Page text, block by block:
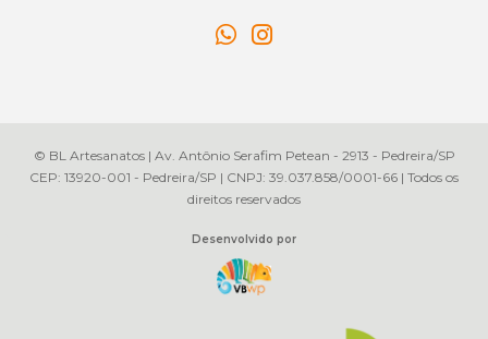
© BL Artesanatos | Av. Antônio Serafim Petean - 2913 - Pedreira/SP
CEP: 13920-001 - Pedreira/SP | CNPJ: 39.037.858/0001-66 | Todos os
direitos reservados
Desenvolvido por